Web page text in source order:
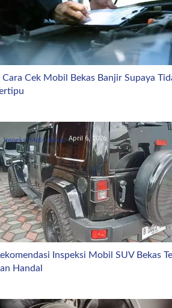
Cara Cek Mobil Bekas Banjir Supaya
Inspeksi Mobil Bekas April 6, 2026
Inspeksi Mobil SUV Bekas
Handal